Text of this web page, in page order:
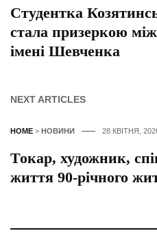
Студентка
стала призеркою
імені Шевченка
NEXT ARTICLES
HOME > НОВИНИ 28 КВІТНЯ,
Токар, художник,
життя 90-річного